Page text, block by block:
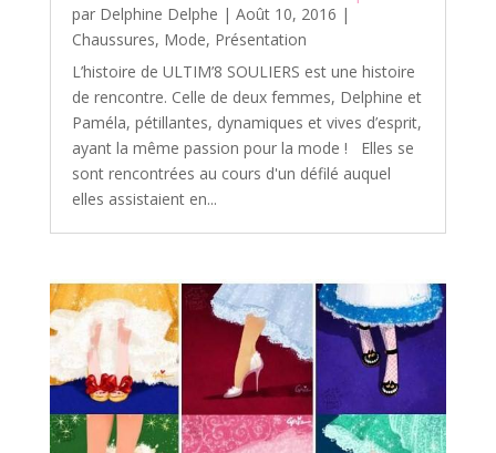
par Delphine Delphe | Août 10, 2016 |
Chaussures, Mode, Présentation
L’histoire de ULTIM’8 SOULIERS est une histoire
de rencontre. Celle de deux femmes, Delphine et
Paméla, pétillantes, dynamiques et vives d’esprit,
ayant la même passion pour la mode ! Elles se
sont rencontrées au cours d'un défilé auquel
elles assistaient en...